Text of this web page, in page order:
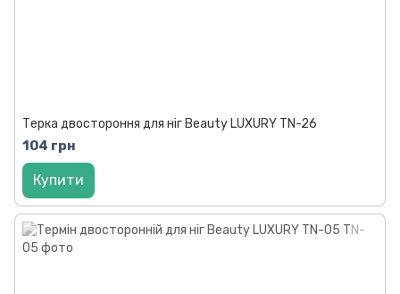
Терка двостороння для ніг Beauty LUXURY TN-26
104 грн
Купити